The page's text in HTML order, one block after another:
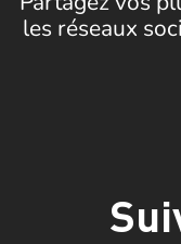
les réseaux